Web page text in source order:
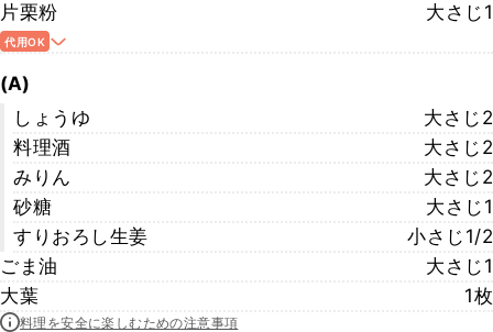
片栗粉
大さじ1
代用OK
(A)
しょうゆ
大さじ2
料理酒
大さじ2
みりん
大さじ2
砂糖
大さじ1
すりおろし生姜
小さじ1/2
ごま油
大さじ1
大葉
1枚
料理を安全に楽しむための注意事項